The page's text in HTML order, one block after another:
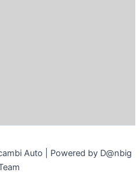
Auto | Powered by D@nbig